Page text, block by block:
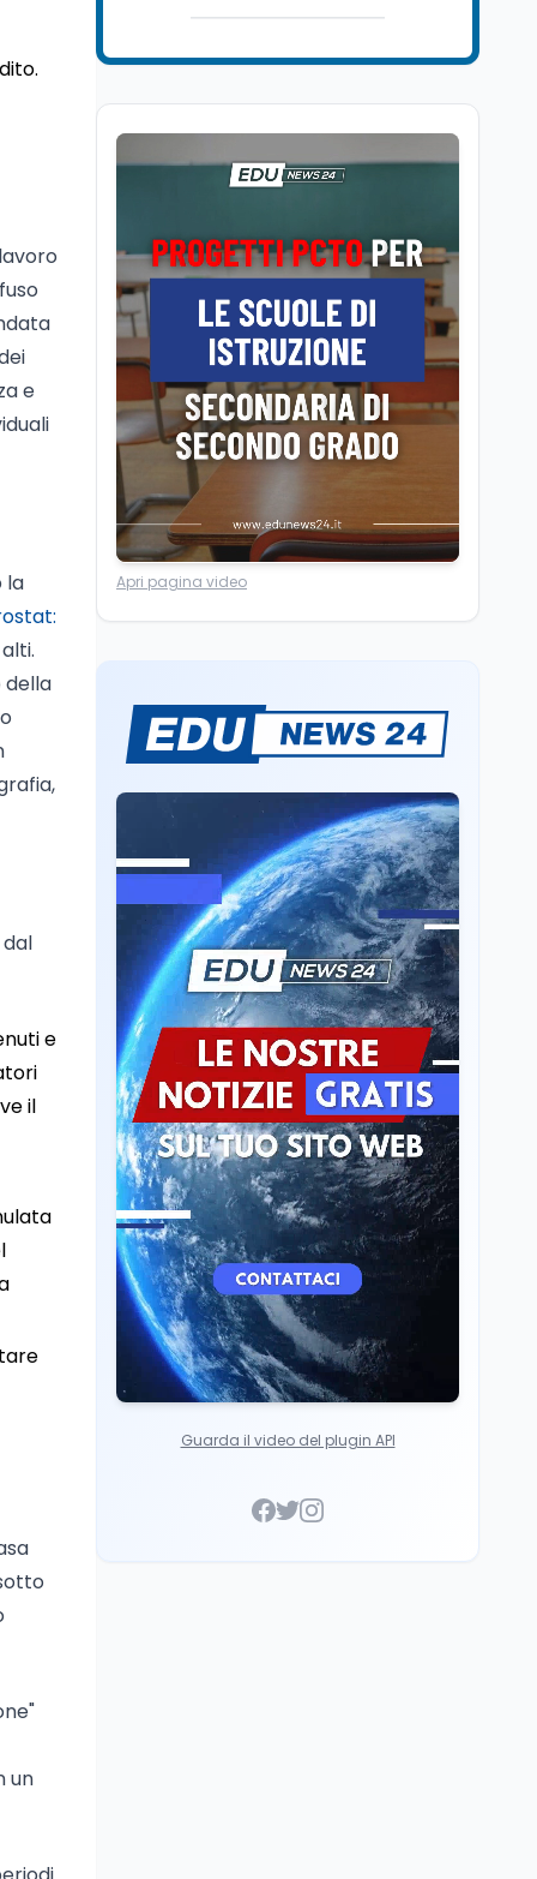
e
la
della
e
il
un
scorrere la graduatoria
dopo il semestre filtro
Volontariato, firmata
CSVnet ETS
Scuola5 ago
Il Ministro della Pa
Zangrillo in Parlamento:
"12 miliardi per l'edilizia
e la sicurezza delle
scuole con risorse Pnrr"
Scuola5 ago
Il Ministro Valditara ha
incontrato due studenti
superato la Maturità in
Italia
Università6 ago
Quanto è ancora
Consiglio di Stato:
scorrere la graduatoria
per i 500 posti vacanti
Lavoro5 ago
Volontariato, firmata
l’intesa triennale tra
Ministero del Lavoro e
CSVnet ETS
Scuola5 ago
Il Ministro della Pa
Zangrillo in Parlamento:
"12 miliardi per l'edilizia
e la sicurezza delle
scuole con risorse Pnrr"
Scuola5 ago
Il Ministro Valditara ha
incontrato due studenti
palestinesi giunti da
Gaza che hanno
superato la Maturità in
Italia
Apri pagina video
Guarda il video del plugin API